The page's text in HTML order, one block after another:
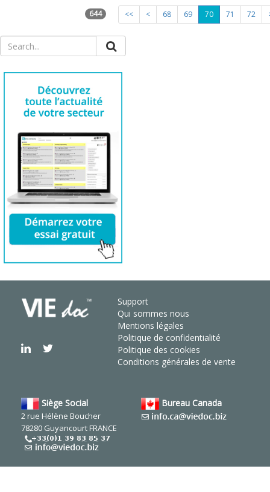
<< < 68 69 70 71 72
644
Support
Qui sommes nous
Mentions légales
Politique de confidentialité
Politique des cookies
Conditions générales de vente
Siège Social
2 rue Hélène Boucher
78280 Guyancourt FRANCE
Bureau Canada